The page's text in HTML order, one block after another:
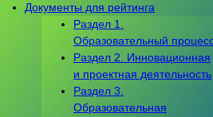
Документы для рейтинга
Раздел 1.
Образовательный
Раздел 2. Инновационная
и проектная деятельность
Раздел 3.
Образовательная